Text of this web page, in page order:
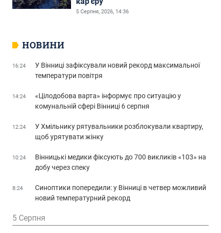
5 Серпня, 2026, 14:36
НОВИНИ
16:24
У Вінниці зафіксували новий рекорд максимальної
температури повітря
14:24
«Цілодобова варта» інформує про ситуацію у
комунальній сфері Вінниці 6 серпня
12:24
У Хмільнику рятувальники розблокували квартиру,
щоб урятувати жінку
10:24
Вінницькі медики фіксують до 700 викликів «103» на
добу через спеку
8:24
Синоптики попередили: у Вінниці в четвер можливий
новий температурний рекорд
5 Серпня